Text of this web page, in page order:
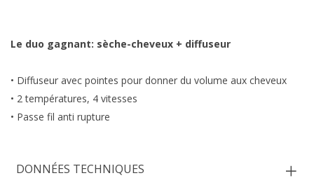
Le duo gagnant: sèche-cheveux + diffuseur
• Diffuseur avec pointes pour donner du volume aux cheveux
• 2 températures, 4 vitesses
• Passe fil anti rupture
DONNÉES TECHNIQUES